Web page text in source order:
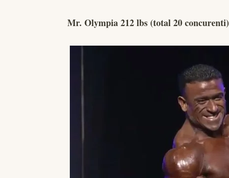
Mr. Olympia 212 lbs (total 20 concurenti)